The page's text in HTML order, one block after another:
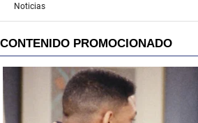
Noticias